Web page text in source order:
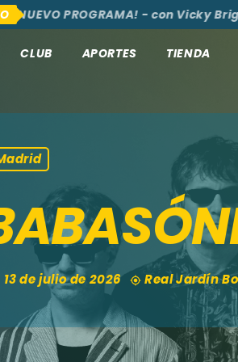
PROGRAMA! - con Vicky
CLUB APORTES TIENDA
13 de julio de 2026 my_location Real Jardín